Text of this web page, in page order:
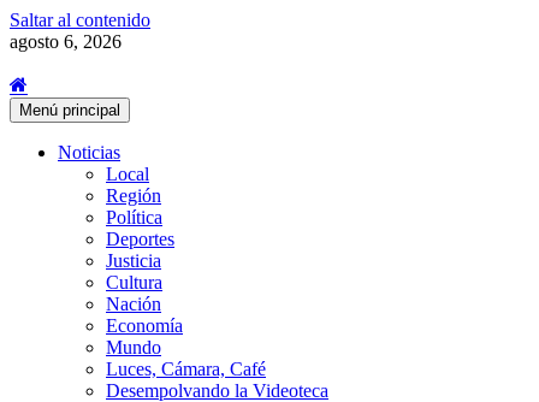
Saltar al contenido
agosto 6, 2026
Menú principal
Noticias
Local
Región
Política
Deportes
Justicia
Cultura
Nación
Economía
Mundo
Luces, Cámara, Café
Desempolvando la Videoteca